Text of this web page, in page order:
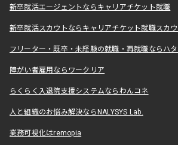
新卒就活エージェントならキャリアチケット就職
新卒就活スカウトならキャリアチケット就職スカウ
フリーター・既卒・未経験の就職・再就職ならハ
障がい者雇用ならワークリア
らくらく入退院支援システムならわんコネ
人と組織のお悩み解決ならNALYSYS Lab.
業務可視化はremopia